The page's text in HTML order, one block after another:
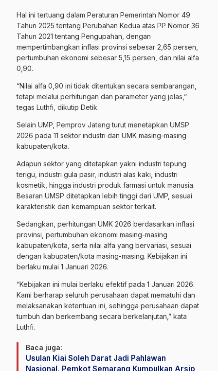
Hal ini tertuang dalam Peraturan Pemerintah Nomor 49
Tahun 2025 tentang Perubahan Kedua atas PP Nomor 36
Tahun 2021 tentang Pengupahan, dengan
mempertimbangkan inflasi provinsi sebesar 2,65 persen,
pertumbuhan ekonomi sebesar 5,15 persen, dan nilai alfa
0,90.
“Nilai alfa 0,90 ini tidak ditentukan secara sembarangan,
tetapi melalui perhitungan dan parameter yang jelas,”
tegas Luthfi, dikutip Detik.
Selain UMP, Pemprov Jateng turut menetapkan UMSP
2026 pada 11 sektor industri dan UMK masing-masing
kabupaten/kota.
Adapun sektor yang ditetapkan yakni industri tepung
terigu, industri gula pasir, industri alas kaki, industri
kosmetik, hingga industri produk farmasi untuk manusia.
Besaran UMSP ditetapkan lebih tinggi dari UMP, sesuai
karakteristik dan kemampuan sektor terkait.
Sedangkan, perhitungan UMK 2026 berdasarkan inflasi
provinsi, pertumbuhan ekonomi masing-masing
kabupaten/kota, serta nilai alfa yang bervariasi, sesuai
dengan kabupaten/kota masing-masing. Kebijakan ini
berlaku mulai 1 Januari 2026.
“Kebijakan ini mulai berlaku efektif pada 1 Januari 2026.
Kami berharap seluruh perusahaan dapat mematuhi dan
melaksanakan ketentuan ini, sehingga perusahaan dapat
tumbuh dan berkembang secara berkelanjutan,” kata
Luthfi.
Baca juga:
Usulan Kiai Soleh Darat Jadi Pahlawan
Nasional, Pemkot Semarang Kumpulkan Arsip